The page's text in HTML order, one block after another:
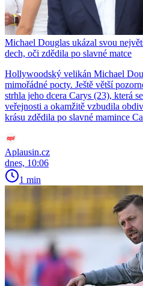
Michael Douglas ukázal svou
dech, oči zdědila po slavné matce
Hollywoodský velikán Michael
mimořádné pocty. Ještě větší
strhla jeho dcera Carys (23), která
veřejnosti a okamžitě vzbudila
krásu zdědila po slavné mamince
Aplausin.cz
dnes, 10:06
1 min